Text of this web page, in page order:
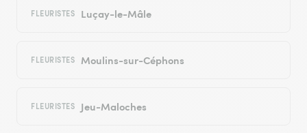
FLEURISTES Luçay-le-Mâle
FLEURISTES Moulins-sur-Céphons
FLEURISTES Jeu-Maloches